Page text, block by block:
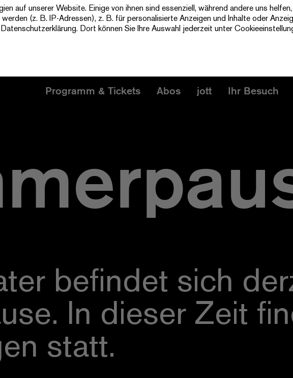
Programm & Tickets Abos jott Ihr Besuch
befindet sich
In dieser Zeit
statt.
auf unserer Website. Einige von ihnen sind essenziell, während andere uns
(z. B. IP-Adressen), z. B. für personalisierte Anzeigen und Inhalte oder
Datenschutzerklärung. Dort können Sie Ihre Auswahl jederzeit unter